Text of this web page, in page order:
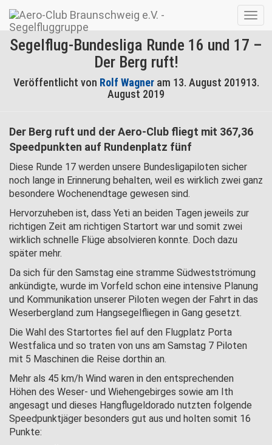
Segelflug-Bundesliga Runde 16 und 17 –
Der Berg ruft!
Veröffentlicht von Rolf Wagneram 13. August 201913.
August 2019
Der Berg ruft und der Aero-Club fliegt mit 367,36
Speedpunkten auf Rundenplatz fünf
Diese Runde 17 werden unsere Bundesligapiloten sicher
noch lange in Erinnerung behalten, weil es wirklich zwei ganz
besondere Wochenendtage gewesen sind.
Hervorzuheben ist, dass Yeti an beiden Tagen jeweils zur
richtigen Zeit am richtigen Startort war und somit zwei
wirklich schnelle Flüge absolvieren konnte. Doch dazu
später mehr.
Da sich für den Samstag eine stramme Südwestströmung
ankündigte, wurde im Vorfeld schon eine intensive Planung
und Kommunikation unserer Piloten wegen der Fahrt in das
Weserbergland zum Hangsegelfliegen in Gang gesetzt.
Die Wahl des Startortes fiel auf den Flugplatz Porta
Westfalica und so traten von uns am Samstag 7 Piloten
mit 5 Maschinen die Reise dorthin an.
Mehr als 45 km/h Wind waren in den entsprechenden
Höhen des Weser- und Wiehengebirges sowie am Ith
angesagt und dieses Hangflugeldorado nutzten folgende
Speedpunktjäger besonders gut aus und holten somit 16
Punkte: